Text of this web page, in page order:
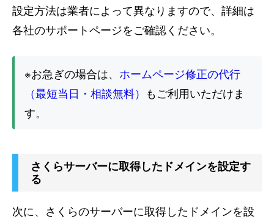
設定方法は業者によって異なりますので、詳細は
各社のサポートページをご確認ください。
※お急ぎの場合は、 ホームページ修正の代行
（最短当日・相談無料） もご利用いただけま
す。
さくらサーバーに取得したドメインを設定す
る
次に、さくらのサーバーに取得したドメインを設